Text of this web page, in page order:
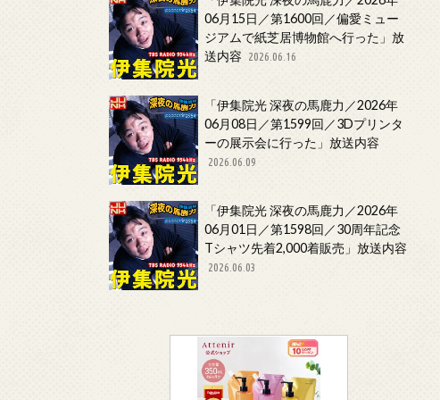
06月15日／第1600回／偏愛ミュー
ジアムで紙芝居博物館へ行った」放
送内容
2026.06.16
「伊集院光 深夜の馬鹿力／2026年
06月08日／第1599回／3Dプリンタ
ーの展示会に行った」放送内容
2026.06.09
「伊集院光 深夜の馬鹿力／2026年
06月01日／第1598回／30周年記念
Tシャツ先着2,000着販売」放送内容
2026.06.03